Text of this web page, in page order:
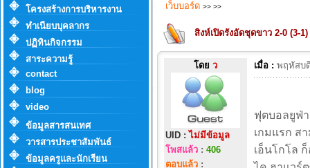
โครงสร้างการบริหารงาน
ทำเนียบบุคลากร
ปฏิทินกิจกรรม
สาระความรู้
contact
blog
video
ข้อมูลสารสนเทศ
วารสารประชาสัมพันธ์
ข้อมูลครูและนักเรียน
เว็บบอร์ด >> >>
สิงห์เปิดรังอัดชุดขาว 2-0 (3-
โดย ว
UID :ไม่มีข้อมูล
โพสแล้ว: 406
ตอบแล้ว:
เมื่อ : พฤหัสบ
ฟุตบอลยูฟ่
เกมแรก ส
เอ็นโกโล